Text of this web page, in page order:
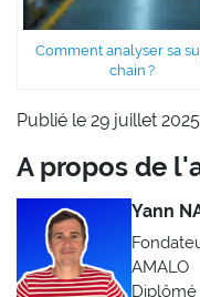
Comment analyser sa
chain ?
Publié le 29 juillet 2025
A propos de
Yann
AMALO